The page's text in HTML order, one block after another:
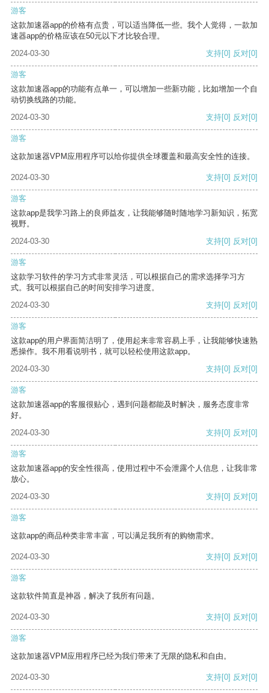
游客
这款加速器app的价格有点贵，可以适当降低一些。我个人觉得，一款加
速器app的价格应该在50元以下才比较合理。
2024-03-30
支持[0] 反对[0]
游客
这款加速器app的功能有点单一，可以增加一些新功能，比如增加一个自
动切换线路的功能。
2024-03-30
支持[0] 反对[0]
游客
这款加速器VPM应用程序可以给你提供全球覆盖和最高安全性的连接。
2024-03-30 支持[0] 反对[0]
游客
这款app是我学习路上的良师益友，让我能够随时随地学习新知识，拓宽
视野。
2024-03-30
支持[0] 反对[0]
游客
这款学习软件的学习方式非常灵活，可以根据自己的需求选择学习方
式。我可以根据自己的时间安排学习进度。
2024-03-30
支持[0] 反对[0]
游客
这款app的用户界面简洁明了，使用起来非常容易上手，让我能够快速熟
悉操作。我不用看说明书，就可以轻松使用这款app。
2024-03-30
支持[0] 反对[0]
游客
这款加速器app的客服很贴心，遇到问题都能及时解决，服务态度非常
好。
2024-03-30
支持[0] 反对[0]
游客
这款加速器app的安全性很高，使用过程中不会泄露个人信息，让我非常
放心。
2024-03-30
支持[0] 反对[0]
游客
这款app的商品种类非常丰富，可以满足我所有的购物需求。
2024-03-30 支持[0] 反对[0]
游客
这款软件简直是神器，解决了我所有问题。
2024-03-30 支持[0] 反对[0]
游客
这款加速器VPM应用程序已经为我们带来了无限的隐私和自由。
2024-03-30 支持[0] 反对[0]